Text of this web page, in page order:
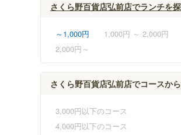
さくら野百貨店弘前店でランチを
～1,000円
1,000円 ～ 2,000円
2,000円～
さくら野百貨店弘前店でコースか
3,000円以下のコース
4,000円以下のコース